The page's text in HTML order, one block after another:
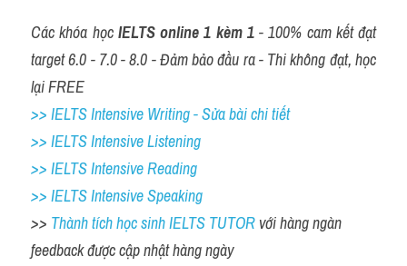
Các khóa học IELTS online 1 kèm 1 - 100% cam kết đạt
target 6.0 - 7.0 - 8.0 - Đảm bảo đầu ra - Thi không đạt, học
lại FREE
>> IELTS Intensive Writing - Sửa bài chi tiết
>> IELTS Intensive Listening
>> IELTS Intensive Reading
>> IELTS Intensive Speaking
>> Thành tích học sinh IELTS TUTOR với hàng ngàn
feedback được cập nhật hàng ngày